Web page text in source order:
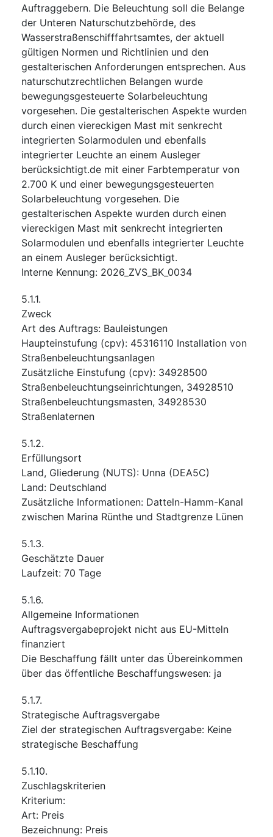
Auftraggebern. Die Beleuchtung soll die Belange
der Unteren Naturschutzbehörde, des
Wasserstraßenschifffahrtsamtes, der aktuell
gültigen Normen und Richtlinien und den
gestalterischen Anforderungen entsprechen. Aus
naturschutzrechtlichen Belangen wurde
bewegungsgesteuerte Solarbeleuchtung
vorgesehen. Die gestalterischen Aspekte wurden
durch einen viereckigen Mast mit senkrecht
integrierten Solarmodulen und ebenfalls
integrierter Leuchte an einem Ausleger
berücksichtigt.de mit einer Farbtemperatur von
2.700 K und einer bewegungsgesteuerten
Solarbeleuchtung vorgesehen. Die
gestalterischen Aspekte wurden durch einen
viereckigen Mast mit senkrecht integrierten
Solarmodulen und ebenfalls integrierter Leuchte
an einem Ausleger berücksichtigt.
Interne Kennung: 2026_ZVS_BK_0034
5.1.1.
Zweck
Art des Auftrags: Bauleistungen
Haupteinstufung (cpv): 45316110 Installation von
Straßenbeleuchtungsanlagen
Zusätzliche Einstufung (cpv): 34928500
Straßenbeleuchtungseinrichtungen, 34928510
Straßenbeleuchtungsmasten, 34928530
Straßenlaternen
5.1.2.
Erfüllungsort
Land, Gliederung (NUTS): Unna (DEA5C)
Land: Deutschland
Zusätzliche Informationen: Datteln-Hamm-Kanal
zwischen Marina Rünthe und Stadtgrenze Lünen
5.1.3.
Geschätzte Dauer
Laufzeit: 70 Tage
5.1.6.
Allgemeine Informationen
Auftragsvergabeprojekt nicht aus EU-Mitteln
finanziert
Die Beschaffung fällt unter das Übereinkommen
über das öffentliche Beschaffungswesen: ja
5.1.7.
Strategische Auftragsvergabe
Ziel der strategischen Auftragsvergabe: Keine
strategische Beschaffung
5.1.10.
Zuschlagskriterien
Kriterium:
Art: Preis
Bezeichnung: Preis